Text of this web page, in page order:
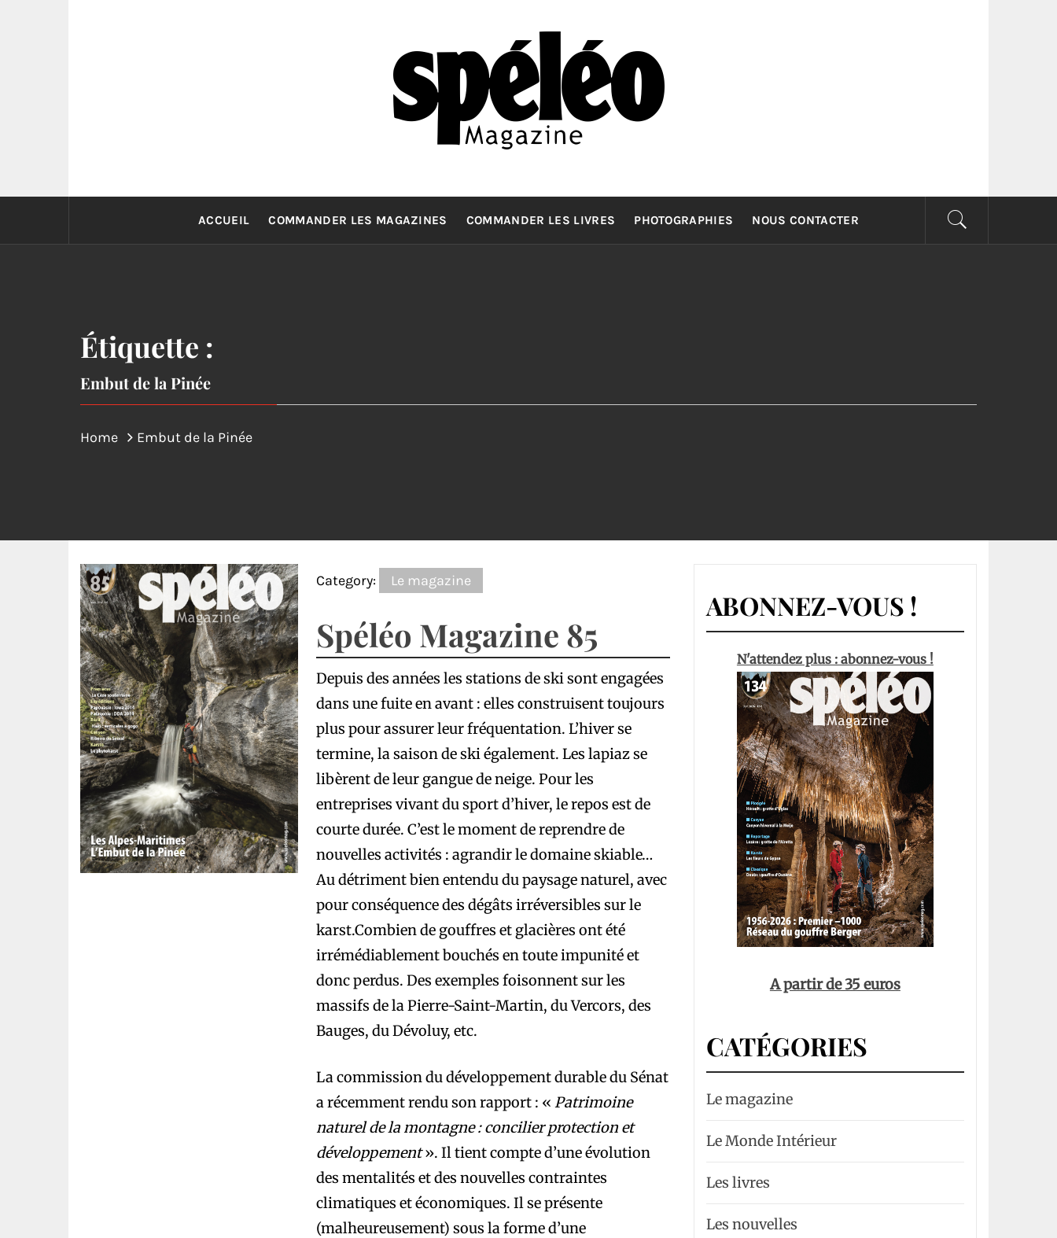
SPELEOMAG
La spéléologie d'exploration Grand Format
ACCUEIL COMMANDER LES MAGAZINES COMMANDER LES LIVRES PHOTOGRAPHIES NOUS CONTACTER
Étiquette :
Embut de la Pinée
Home Embut de la Pinée
Category: Le magazine
Spéléo Magazine 85
Depuis des années les stations de ski sont engagées
dans une fuite en avant : elles construisent toujours
plus pour assurer leur fréquentation. L’hiver se
termine, la saison de ski également. Les lapiaz se
libèrent de leur gangue de neige. Pour les
entreprises vivant du sport d’hiver, le repos est de
courte durée. C’est le moment de reprendre de
nouvelles activités : agrandir le domaine skiable…
Au détriment bien entendu du paysage naturel, avec
pour conséquence des dégâts irréversibles sur le
karst.Combien de gouffres et glacières ont été
irrémédiablement bouchés en toute impunité et
donc perdus. Des exemples foisonnent sur les
massifs de la Pierre-Saint-Martin, du Vercors, des
Bauges, du Dévoluy, etc.
La commission du développement durable du Sénat
a récemment rendu son rapport : « Patrimoine
naturel de la montagne : concilier protection et
développement». Il tient compte d’une évolution
des mentalités et des nouvelles contraintes
climatiques et économiques. Il se présente
(malheureusement) sous la forme d’une
ABONNEZ-VOUS !
N'attendez plus : abonnez-vous !
A partir de 35 euros
CATÉGORIES
Le magazine
Le Monde Intérieur
Les livres
Les nouvelles